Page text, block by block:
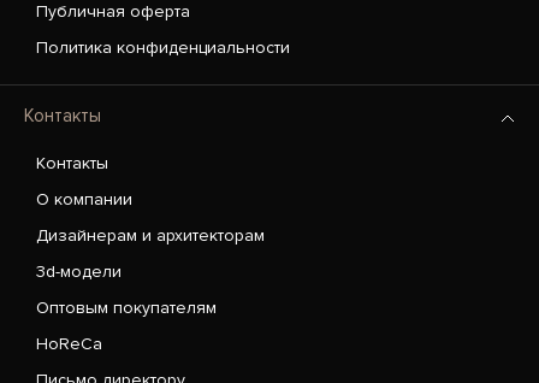
Публичная оферта
Политика конфиденциальности
Контакты
Контакты
О компании
Дизайнерам и архитекторам
3d-модели
Оптовым покупателям
HoReCa